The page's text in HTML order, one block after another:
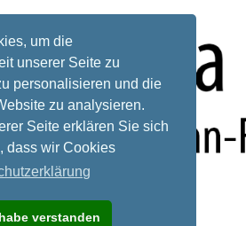
um die
unserer Seite zu
personalisieren und die
zu analysieren.
Seite erklären Sie sich
dass wir Cookies
verstanden